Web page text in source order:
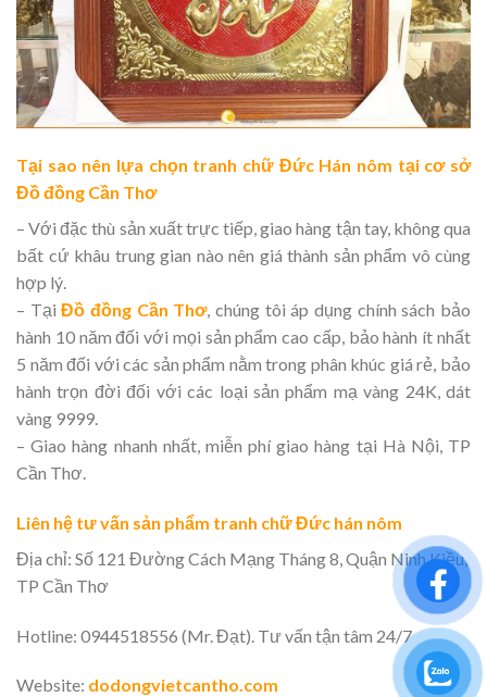
Tại sao nên lựa chọn tranh chữ Đức Hán nôm tại cơ sở
Đồ đồng Cần Thơ
– Với đặc thù sản xuất trực tiếp, giao hàng tận tay, không qua
bất cứ khâu trung gian nào nên giá thành sản phẩm vô cùng
hợp lý.
– TạiĐồ đồng Cần Thơ, chúng tôi áp dụng chính sách bảo
hành 10 năm đối với mọi sản phẩm cao cấp, bảo hành ít nhất
5 năm đối với các sản phẩm nằm trong phân khúc giá rẻ, bảo
hành trọn đời đối với các loại sản phẩm mạ vàng 24K, dát
vàng 9999.
– Giao hàng nhanh nhất, miễn phí giao hàng tại Hà Nội, TP
Cần Thơ.
Liên hệ tư vấn sản phẩm tranh chữ Đức hán nôm
Địa chỉ: Số 121 Đường Cách Mạng Tháng 8, Quận Ninh Kiều,
TP Cần Thơ
Hotline: 0944518556 (Mr. Đạt). Tư vấn tận tâm 24/7
Website: dodongvietcantho.com